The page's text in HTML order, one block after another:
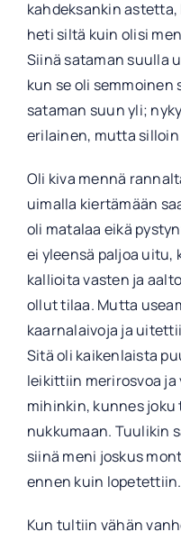
kahdeksankin
heti siltä kuin olisi
Siinä sataman suulla
kun se oli semmoinen
sataman suun yli;
erilainen, mutta silloin
Oli kiva mennä
uimalla kiertämään
oli matalaa eikä
ei yleensä paljoa uitu,
kallioita vasten ja
ollut tilaa. Mutta
kaarnalaivoja ja
Sitä oli kaikenlaista
leikittiin merirosvoa
mihinkin, kunnes joku
nukkumaan. Tuulikin
siinä meni joskus
ennen kuin lopetettiin.
Kun tultiin vähän